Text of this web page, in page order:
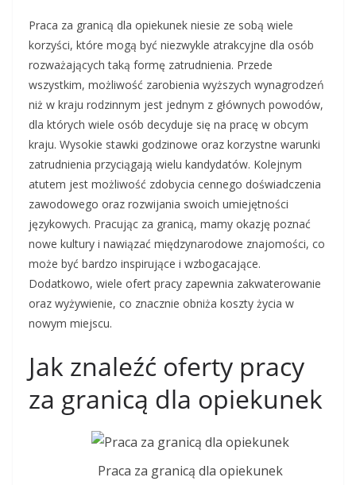
Praca za granicą dla opiekunek niesie ze sobą wiele
korzyści, które mogą być niezwykle atrakcyjne dla osób
rozważających taką formę zatrudnienia. Przede
wszystkim, możliwość zarobienia wyższych wynagrodzeń
niż w kraju rodzinnym jest jednym z głównych powodów,
dla których wiele osób decyduje się na pracę w obcym
kraju. Wysokie stawki godzinowe oraz korzystne warunki
zatrudnienia przyciągają wielu kandydatów. Kolejnym
atutem jest możliwość zdobycia cennego doświadczenia
zawodowego oraz rozwijania swoich umiejętności
językowych. Pracując za granicą, mamy okazję poznać
nowe kultury i nawiązać międzynarodowe znajomości, co
może być bardzo inspirujące i wzbogacające.
Dodatkowo, wiele ofert pracy zapewnia zakwaterowanie
oraz wyżywienie, co znacznie obniża koszty życia w
nowym miejscu.
Jak znaleźć oferty pracy
za granicą dla opiekunek
Praca za granicą dla opiekunek